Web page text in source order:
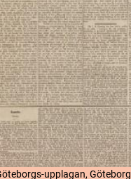
upplagan, Göteborg